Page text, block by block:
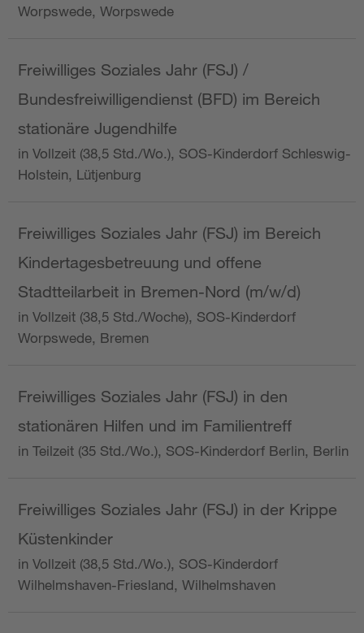
Worpswede, Worpswede
Freiwilliges Soziales Jahr (FSJ) /
Bundesfreiwilligendienst (BFD) im Bereich
stationäre Jugendhilfe
in Vollzeit (38,5 Std./Wo.), SOS-Kinderdorf Schleswig-
Holstein, Lütjenburg
Freiwilliges Soziales Jahr (FSJ) im Bereich
Kindertagesbetreuung und offene
Stadtteilarbeit in Bremen-Nord (m/w/d)
in Vollzeit (38,5 Std./Woche), SOS-Kinderdorf
Worpswede, Bremen
Freiwilliges Soziales Jahr (FSJ) in den
stationären Hilfen und im Familientreff
in Teilzeit (35 Std./Wo.), SOS-Kinderdorf Berlin, Berlin
Freiwilliges Soziales Jahr (FSJ) in der Krippe
Küstenkinder
in Vollzeit (38,5 Std./Wo.), SOS-Kinderdorf
Wilhelmshaven-Friesland, Wilhelmshaven